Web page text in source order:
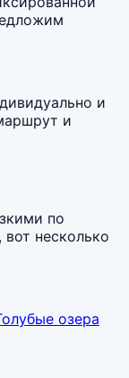
и
и
по
несколько
озера